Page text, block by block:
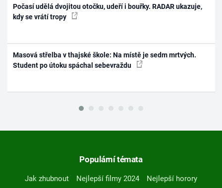
Počasí udělá dvojitou otočku, udeří i bouřky. RADAR ukazuje,
kdy se vrátí tropy
Masová střelba v thajské škole: Na místě je sedm mrtvých.
Student po útoku spáchal sebevraždu
Populární témata
Jak zhubnout Nejlepší filmy 2024
Nejlepší horory